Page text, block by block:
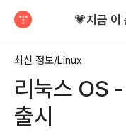
최신 정보/Linux
리눅스 OS
출시